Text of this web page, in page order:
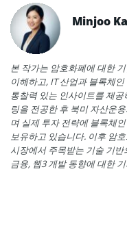
Minjoo
본 작가는 암호화폐에 대한
이해하고, IT 산업과 블록체
통찰력 있는 인사이트를 제
링을 전공한 후 북미 자산운
며 실제 투자 전략에 블록체
보유하고 있습니다. 이후 암
시장에서 주목받는 기술 기
금융, 웹3 개발 동향에 대한